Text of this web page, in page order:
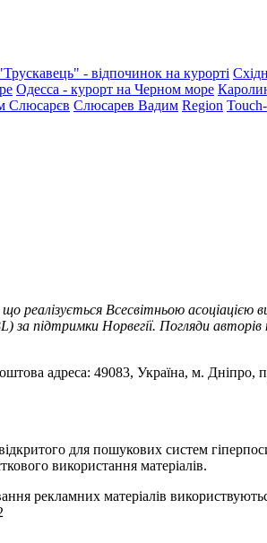
- відпочинок на курорті
Одесса - курорт на Черном море
Слюсарєв Слюсарев Вадим Region
Всесвітньою асоціацією
підтримки Норвегії. Погляди авторів
адреса: 49083, Україна, м. Дніпро,
для пошукових систем
використання матеріалів.
рекламних матеріалів